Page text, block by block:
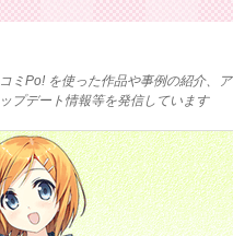
コミPo! を使った作品や事例の紹介、ア
ップデート情報等を発信しています